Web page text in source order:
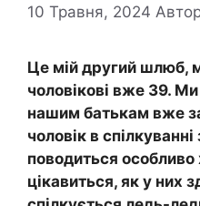
10 Травня, 2024
Це мій другий шлюб,
чоловікові вже 39. Ми
нашим батькам вже
чоловік в
поводиться особливо
цікавиться, як у них